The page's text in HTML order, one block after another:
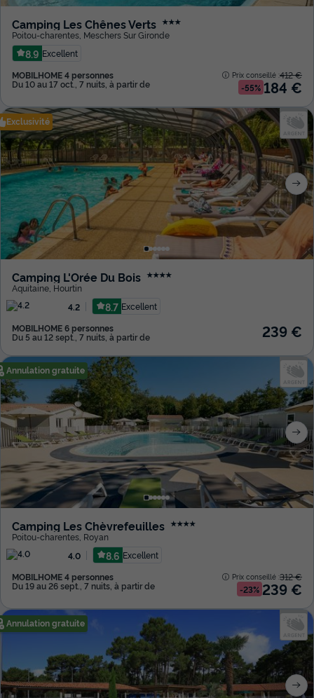
Camping Les Chênes Verts ★★★
Poitou-charentes Meschers Sur Gironde
8.9 Excellent
MOBILHOME 4 personnes
Du 10 au 17 oct., 7 nuits, à partir de
Prix conseillé :412 €
-55% 184 €
Exclusivité
Camping L'Orée Du Bois ★★★★
Aquitaine Hourtin
4.2
8.7 Excellent
MOBILHOME 6 personnes
Du 5 au 12 sept., 7 nuits, à partir de 239 €
Annulation gratuite
Camping Les Chèvrefeuilles ★★★★
Poitou-charentes Royan
4.0
8.6 Excellent
MOBILHOME 4 personnes
Du 19 au 26 sept., 7 nuits, à partir de
Prix conseillé :312 €
-23% 239 €
Annulation gratuite